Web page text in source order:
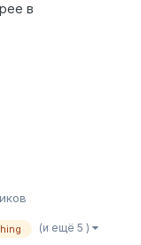
в
(и ещё 5 )